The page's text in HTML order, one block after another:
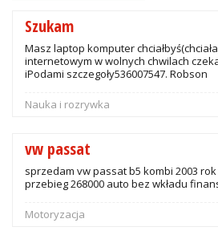
Szukam
Masz laptop komputer
internetowym w wolnych chwilach
iPodami szczegoły536007547. Robson
Nauka i rozrywka
vw passat
sprzedam vw passat b5 kombi 2003
przebieg 268000 auto bez wkładu
Motoryzacja